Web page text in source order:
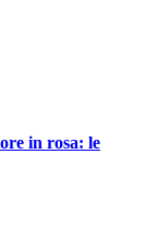
in rosa: le